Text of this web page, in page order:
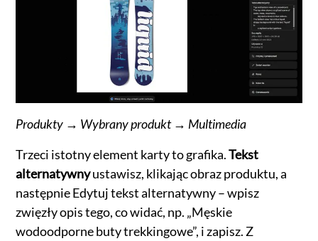
Produkty → Wybrany produkt → Multimedia
Trzeci istotny element karty to grafika.Tekst
alternatywnyustawisz, klikając obraz produktu, a
następnie Edytuj tekst alternatywny – wpisz
zwięzły opis tego, co widać, np. „Męskie
wodoodporne buty trekkingowe”, i zapisz. Z